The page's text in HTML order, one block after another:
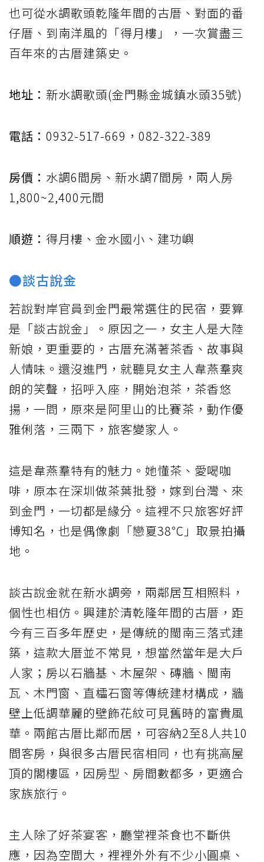
也可從水調歌頭乾隆年間的古厝、對面的番
仔厝、到南洋風的「得月樓」，一次賞盡三
百年來的古厝建築史。
地址： 新水調歌頭(金門縣金城鎮水頭35號)
電話： 0932-517-669，082-322-389
房價： 水調6間房、新水調7間房，兩人房
1,800~2,400元間
順遊： 得月樓、金水國小、建功嶼
●談古說金
若說對岸官員到金門最常選住的民宿，要算
是「談古說金」。原因之一，女主人是大陸
新娘，更重要的，古厝充滿著茶香、故事與
人情味。還沒進門，就聽見女主人韋燕羣爽
朗的笑聲，招呼入座，開始泡茶，茶香悠
揚，一問，原來是阿里山的比賽茶，動作優
雅俐落，三兩下，旅客變家人。
這是韋燕羣特有的魅力。她懂茶、愛喝咖
啡，原本在深圳做茶葉批發，嫁到台灣、來
到金門，一切都是緣分。這裡不只旅客好評
博知名，也是偶像劇「戀夏38℃」取景拍攝
地。
談古說金就在新水調旁，兩鄰居互相照料，
個性也相仿。興建於清乾隆年間的古厝，距
今有三百多年歷史，是傳統的閩南三落式建
築，這款大厝並不常見，想當然當年是大戶
人家；房以石牆基、木屋架、磚牆、閩南
瓦、木門窗、直櫺石窗等傳統建材構成，牆
壁上低調華麗的壁飾花紋可見舊時的富貴風
華。兩館古厝比鄰而居，可容納2至8人共10
間客房，與很多古厝民宿相同，也有挑高屋
頂的閣樓區，因房型、房間數都多，更適合
家族旅行。
主人除了好茶宴客，廳堂裡茶食也不斷供
應，因為空間大，裡裡外外有不少小圓桌、